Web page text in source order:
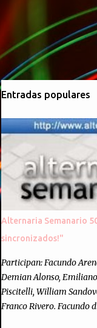
Entradas populares
Alternaria Semanario
sincronizados!"
Participan: Facundo
Demian Alonso,
Piscitelli, William
Franco Rivero. Facundo